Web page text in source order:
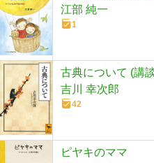
江部 純一
1
古典について (講
吉川 幸次郎
42
ピヤキのママ